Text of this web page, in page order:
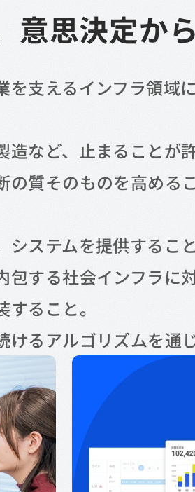
意思決定か
を支えるインフラ領域
造など、止まることが
質そのものを高める
ステムを提供するこ
包する社会インフラに
ること。
るアルゴリズムを通